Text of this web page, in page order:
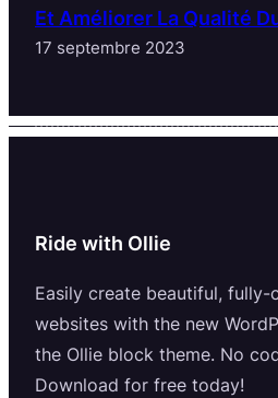
Et Améliorer La Qualité
17 septembre 2023
Ride with Ollie
Easily create beautiful, fully-
websites with the new
the Ollie block theme. No
Download for free today!